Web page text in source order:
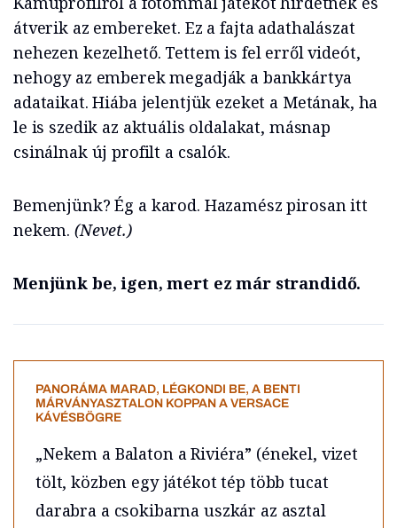
átverik az embereket. Ez a fajta adathalászat
nehezen kezelhető. Tettem is fel erről videót,
nehogy az emberek megadják a bankkártya
adataikat. Hiába jelentjük ezeket a Metának, ha
le is szedik az aktuális oldalakat, másnap
csinálnak új profilt a csalók.
Bemenjünk? Ég a karod. Hazamész pirosan itt
nekem. (Nevet.)
Menjünk be, igen, mert ez már strandidő.
PANORÁMA MARAD, LÉGKONDI BE, A BENTI
MÁRVÁNYASZTALON KOPPAN A VERSACE
KÁVÉSBÖGRE
„Nekem a Balaton a Riviéra” (énekel, vizet
tölt, közben egy játékot tép több tucat
darabra a csokibarna uszkár az asztal